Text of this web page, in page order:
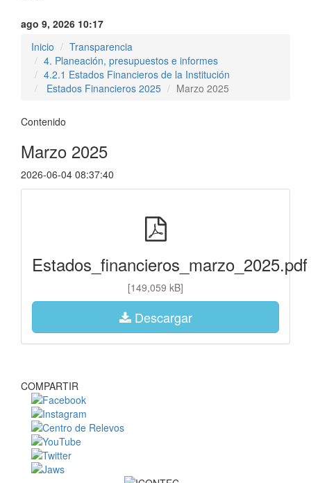
ago 9, 2026 10:17
Inicio
Transparencia
4. Planeación, presupuestos e informes
4.2.1 Estados Financieros de la Institución
Estados Financieros 2025
Marzo 2025
Contenido
Marzo 2025
2026-06-04 08:37:40
Estados_financieros_marzo_2025.pdf
[149,059 kB]
Descargar
COMPARTIR